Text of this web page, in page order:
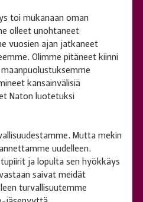
toi mukanaan oman
olleet unohtaneet
vuosien ajan jatkaneet
Olimme pitäneet kiinni
kansainvälisiä
Naton luotetuksi
Mutta mekin
uudelleen.
ja lopulta sen hyökkäys
saivat meidät
turvallisuutemme